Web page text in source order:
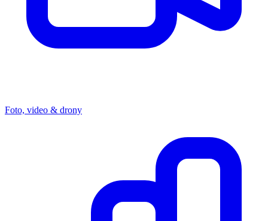
Foto, video & drony